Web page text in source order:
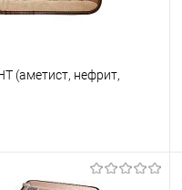
(аметист, нефрит,